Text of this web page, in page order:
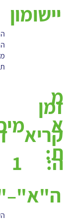
יישומון
מ
א
ת:
זמן
קריא
ה:
1